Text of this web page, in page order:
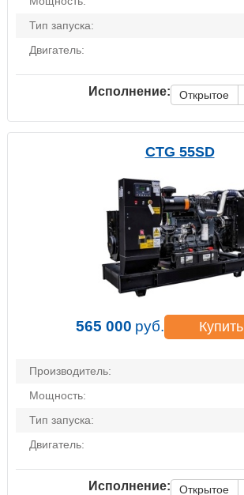
Тип запуска:
Двигатель:
Исполнение: Открытое
CTG 55SD
565 000 руб. Купить
Производитель:
Мощность:
Тип запуска:
Двигатель:
Исполнение: Открытое